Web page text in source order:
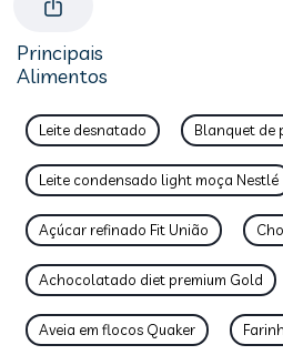
Principais
Alimentos
Leite desnatado Blanquet de
Leite condensado light moça Nestlé
Açúcar refinado Fit União
Achocolatado diet premium Gold
Aveia em flocos Quaker